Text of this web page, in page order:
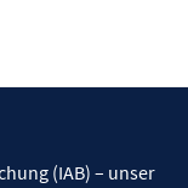
(IAB) – unser